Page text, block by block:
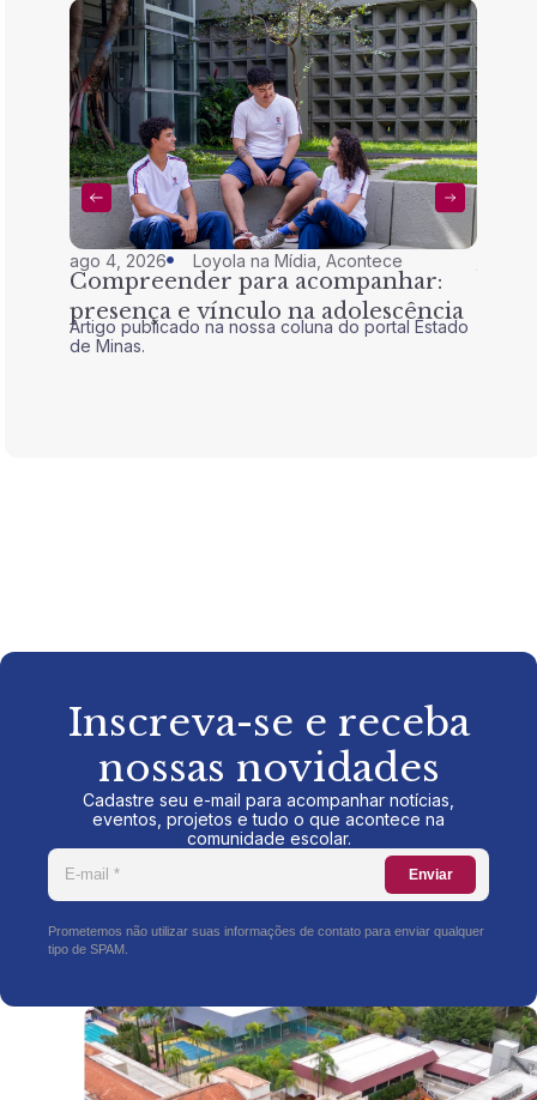
ago 4, 2026 Loyola na Mídia ,Acontece
Compreender para acompanhar:
presença e vínculo na adolescência
Artigo publicado na nossa coluna do portal Estado
de Minas.
Inscreva-se e receba
nossas novidades
Cadastre seu e-mail para acompanhar notícias,
eventos, projetos e tudo o que acontece na
comunidade escolar.
Enviar
Prometemos não utilizar suas informações de contato para enviar qualquer
tipo de SPAM.